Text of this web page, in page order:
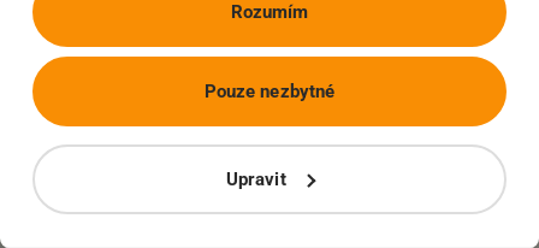
Rozumím
Upravit
Pouze nezbytné